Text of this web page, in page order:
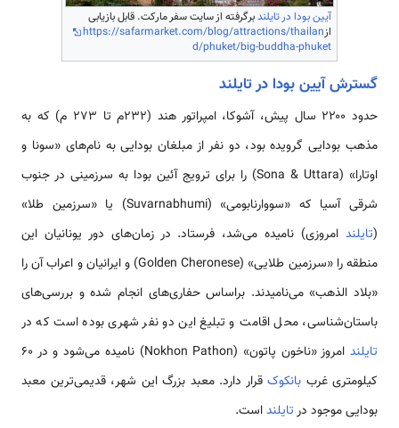
آیین بودا در تایلندبرگرفته از سایت سفر مارکت. قابل بازیابی
ازhttps://safarmarket.com/blog/attractions/thailan
d/phuket/big-buddha-phuket
گسترش آیین بودا در تایلند
حدود ۲۲۰۰ سال پیش، آشوکا، امپراتور هند (۲۳۲م تا ۲۷۳ م) که به
مذهب بودایی گرویده بود، دو نفر از مبلغان بودایی به نام‌های «سونا و
اوتارا» (Sona & Uttara) را برای ترویج آئین بودا به سرزمینی در جنوب
شرقی آسیا که «سووارنابومی» (Suvarnabhumi) یا «سرزمین طلا»
(تایلند امروزی) نامیده می‌شد، فرستاد. در زمان‌های دور یونانیان این
منطقه را «سرزمین طلایی» (Golden Cheronese) و ایرانیان و اعراب آن را
«بلاد الذهب» می‌نامیدند. براساس حفاری‌های انجام شده و بررسی‌های
باستان‌شناسی، محل اقامت و تبلیغ این دو نفر شهری بوده است که در
تایلند
امروز «ناخون پاتون» (Nokhon Pathon) نامیده می‌شود و در ۶۰
کیلومتری غرب بانکوک قرار دارد. معبد بزرگ این شهر، قدیمی‌ترین معبد
بودایی موجود درتایلنداست.